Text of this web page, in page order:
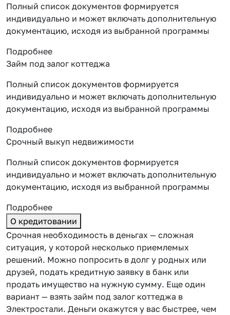
Полный список документов формируется
индивидуально и может включать дополнительную
документацию, исходя из выбранной программы
Подробнее
Займ под залог коттеджа
Полный список документов формируется
индивидуально и может включать дополнительную
документацию, исходя из выбранной программы
Подробнее
Срочный выкуп недвижимости
Полный список документов формируется
индивидуально и может включать дополнительную
документацию, исходя из выбранной программы
Подробнее
О кредитовании
Срочная необходимость в деньгах — сложная
ситуация, у которой несколько приемлемых
решений. Можно попросить в долг у родных или
друзей, подать кредитную заявку в банк или
продать имущество на нужную сумму. Еще один
вариант — взять займ под залог коттеджа в
Электростали. Деньги окажутся у вас быстрее, чем